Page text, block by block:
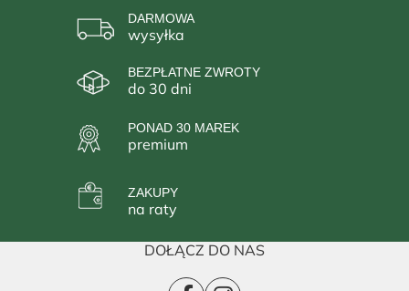
DARMOWA
wysyłka
BEZPŁATNE ZWROTY
do 30 dni
PONAD 30 MAREK
premium
ZAKUPY
na raty
DOŁĄCZ DO NAS